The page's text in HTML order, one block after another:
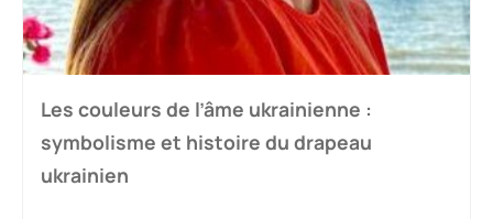
Les couleurs de l’âme ukrainienne :
symbolisme et histoire du drapeau
ukrainien